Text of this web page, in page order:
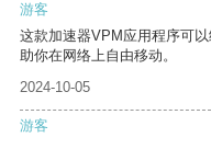
游客
这款加速器VPM应用程序可
助你在网络上自由移动。
2024-10-05
游客